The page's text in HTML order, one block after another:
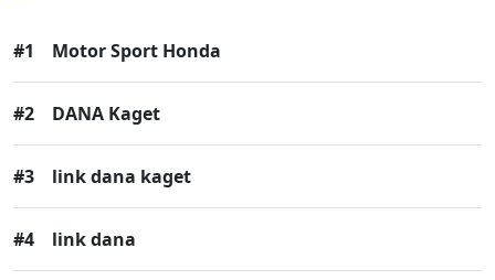
#1 Motor Sport Honda
#2 DANA Kaget
#3 link dana kaget
#4 link dana